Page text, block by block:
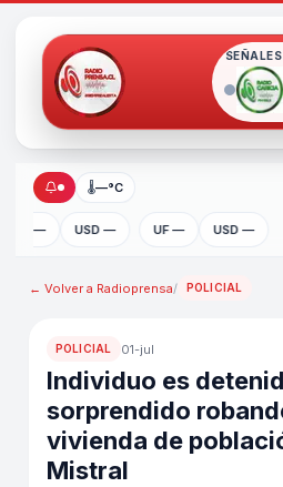
🌡—°C
UF — USD — UF — USD —
← Volver a Radioprensa/ POLICIAL
POLICIAL 01-jul
Individuo es
sorprendido
vivienda de
Mistral